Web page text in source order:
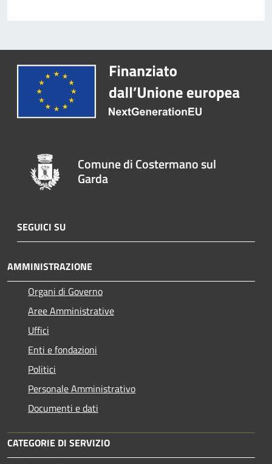
Comune di Costermano sul
Garda
SEGUICI SU
AMMINISTRAZIONE
Organi di Governo
Aree Amministrative
Uffici
Enti e fondazioni
Politici
Personale Amministrativo
Documenti e dati
CATEGORIE DI SERVIZIO